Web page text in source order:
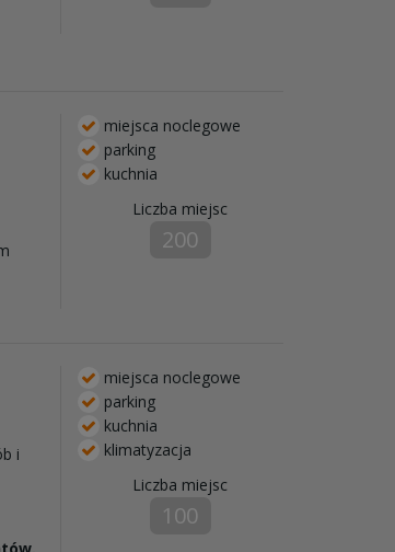
miejsca noclegowe
parking
kuchnia
Liczba miejsc
200
i
miejsca noclegowe
parking
kuchnia
klimatyzacja
Liczba miejsc
100